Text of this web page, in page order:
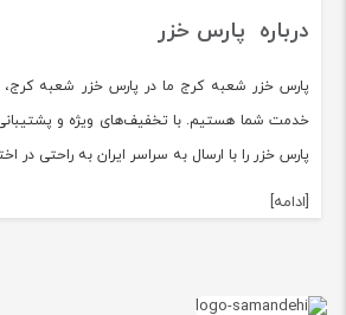
درباره پارس خزر
خدمت شما هستیم. با تخفیف‌های ویژه و
پارس خزر را با ارسال به سراسر ایران به راحتی در
[ادامه]